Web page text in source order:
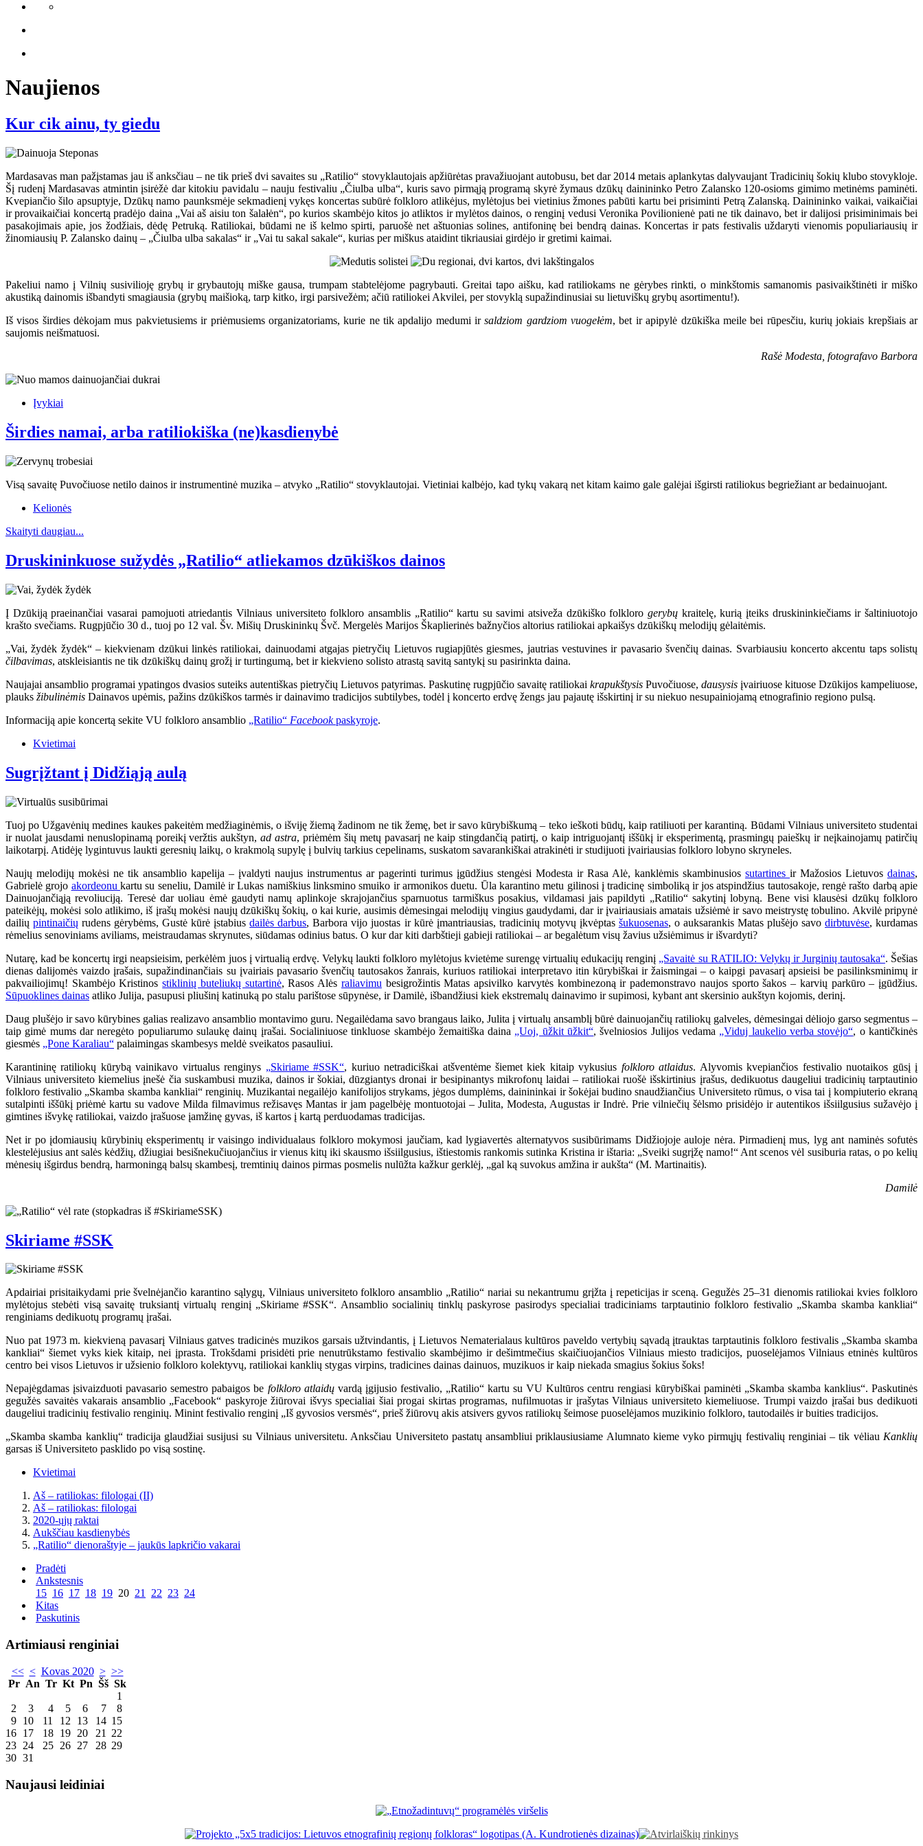
Naujienos
Kur cik ainu, ty giedu
Mardasavas man pažįstamas jau iš anksčiau – ne tik prieš dvi savaites su „Ratilio“ stovyklautojais apžiūrėtas pravažiuojant autobusu, bet dar 2014 metais aplankytas dalyvaujant Tradicinių šokių klubo stovykloje.
Šį rudenį Mardasavas atmintin įsirėžė dar kitokiu pavidalu – nauju festivaliu „Čiulba ulba“, kuris savo pirmąją programą skyrė žymaus dzūkų dainininko Petro Zalansko 120-osioms gimimo metinėms paminėti.
Kvepiančio šilo apsuptyje, Dzūkų namo paunksmėje sekmadienį vykęs koncertas subūrė folkloro atlikėjus, mylėtojus bei vietinius žmones pabūti kartu bei prisiminti Petrą Zalanską. Dainininko vaikai, vaikaičiai
ir provaikaičiai koncertą pradėjo daina „Vai aš aisiu ton šalałėn“, po kurios skambėjo kitos jo atliktos ir mylėtos dainos, o renginį vedusi Veronika Povilionienė pati ne tik dainavo, bet ir dalijosi prisiminimais bei
pasakojimais apie, jos žodžiais, dėdę Petruką. Ratiliokai, būdami ne iš kelmo spirti, paruošė net aštuonias solines, antifoninę bei bendrą dainas. Koncertas ir pats festivalis uždaryti vienomis populiariausių ir
žinomiausių P. Zalansko dainų – „Čiulba ulba sakalas“ ir „Vai tu sakal sakale“, kurias per miškus ataidint tikriausiai girdėjo ir gretimi kaimai.
Pakeliui namo į Vilnių susivilioję grybų ir grybautojų miške gausa, trumpam stabtelėjome pagrybauti. Greitai tapo aišku, kad ratiliokams ne gėrybes rinkti, o minkštomis samanomis pasivaikštinėti ir miško
akustiką dainomis išbandyti smagiausia (grybų maišioką, tarp kitko, irgi parsivežėm; ačiū ratiliokei Akvilei, per stovyklą supažindinusiai su lietuviškų grybų asortimentu!).
Iš visos širdies dėkojam mus pakvietusiems ir priėmusiems organizatoriams, kurie ne tik apdalijo medumi irsaldziom gardziom vuogełėm, bet ir apipylė dzūkiška meile bei rūpesčiu, kurių jokiais krepšiais ar
saujomis neišmatuosi.
Rašė Modesta, fotografavo Barbora
Įvykiai
Širdies namai, arba ratiliokiška (ne)kasdienybė
Visą savaitę Puvočiuose netilo dainos ir instrumentinė muzika – atvyko „Ratilio“ stovyklautojai. Vietiniai kalbėjo, kad tykų vakarą net kitam kaimo gale galėjai išgirsti ratiliokus begriežiant ar bedainuojant.
Kelionės
Skaityti daugiau...
Druskininkuose sužydės „Ratilio“ atliekamos dzūkiškos dainos
Į Dzūkiją praeinančiai vasarai pamojuoti atriedantis Vilniaus universiteto folkloro ansamblis „Ratilio“ kartu su savimi atsiveža dzūkiško folklorogerybų kraitelę, kurią įteiks druskininkiečiams ir šaltiniuotojo
krašto svečiams. Rugpjūčio 30 d., tuoj po 12 val. Šv. Mišių Druskininkų Švč. Mergelės Marijos Škaplierinės bažnyčios altorius ratiliokai apkaišys dzūkiškų melodijų gėlaitėmis.
„Vai, žydėk žydėk“ – kiekvienam dzūkui linkės ratiliokai, dainuodami atgajas pietryčių Lietuvos rugiapjūtės giesmes, jautrias vestuvines ir pavasario švenčių dainas. Svarbiausiu koncerto akcentu taps solistų
čilbavimas, atskleisiantis ne tik dzūkiškų dainų grožį ir turtingumą, bet ir kiekvieno solisto atrastą savitą santykį su pasirinkta daina.
Naujajai ansamblio programai ypatingos dvasios suteiks autentiškas pietryčių Lietuvos patyrimas. Paskutinę rugpjūčio savaitę ratiliokai krapukštysis Puvočiuose, dausysis įvairiuose kituose Dzūkijos kampeliuose,
plauks žibulinėmis Dainavos upėmis, pažins dzūkiškos tarmės ir dainavimo tradicijos subtilybes, todėl į koncerto erdvę žengs jau pajautę išskirtinį ir su niekuo nesupainiojamą etnografinio regiono pulsą.
Informaciją apie koncertą sekite VU folkloro ansamblio „Ratilio“ Facebookpaskyroje.
Kvietimai
Sugrįžtant į Didžiąją aulą
Tuoj po Užgavėnių medines kaukes pakeitėm medžiaginėmis, o išviję žiemą žadinom ne tik žemę, bet ir savo kūrybiškumą – teko ieškoti būdų, kaip ratiliuoti per karantiną. Būdami Vilniaus universiteto studentai
ir nuolat jausdami nenuslopinamą poreikį veržtis aukštyn,ad astra, priėmėm šių metų pavasarį ne kaip stingdančią patirtį, o kaip intriguojantį iššūkį ir eksperimentą, prasmingų paieškų ir neįkainojamų patirčių
laikotarpį. Atidėję lygintuvus laukti geresnių laikų, o krakmolą supylę į bulvių tarkius cepelinams, suskatom savarankiškai atrakinėti ir studijuoti įvairiausias folkloro lobyno skryneles.
Naujų melodijų mokėsi ne tik ansamblio kapelija – įvaldyti naujus instrumentus ar pagerinti turimus įgūdžius stengėsi Modesta ir Rasa Alė, kanklėmis skambinusios sutartines ir Mažosios Lietuvos dainas,
Gabrielė grojo akordeonu kartu su seneliu, Damilė ir Lukas namiškius linksmino smuiko ir armonikos duetu. Ūla karantino metu gilinosi į tradicinę simboliką ir jos atspindžius tautosakoje, rengė rašto darbą apie
Dainuojančiąją revoliuciją. Teresė dar uoliau ėmė gaudyti namų aplinkoje skrajojančius sparnuotus tarmiškus posakius, vildamasi jais papildyti „Ratilio“ sakytinį lobyną. Bene visi klausėsi dzūkų folkloro
pateikėjų, mokėsi solo atlikimo, iš įrašų mokėsi naujų dzūkiškų šokių, o kai kurie, ausimis dėmesingai melodijų vingius gaudydami, dar ir įvairiausiais amatais užsiėmė ir savo meistrystę tobulino. Akvilė pripynė
dailiųpintinaičių rudens gėrybėms, Gustė kūrė įstabiusdailės darbus, Barbora vijo juostas ir kūrė įmantriausias, tradicinių motyvų įkvėptas šukuosenas, o auksarankis Matas plušėjo savo dirbtuvėse, kurdamas
rėmelius senoviniams aviliams, meistraudamas skrynutes, siūdamas odinius batus. O kur dar kiti darbštieji gabieji ratiliokai – ar begalėtum visų žavius užsiėmimus ir išvardyti?
Nutarę, kad be koncertų irgi neapsieisim, perkėlėm juos į virtualią erdvę. Velykų laukti folkloro mylėtojus kvietėme surengę virtualių edukacijų renginį „Savaitė su RATILIO: Velykų ir Jurginių tautosaka“. Šešias
dienas dalijomės vaizdo įrašais, supažindinančiais su įvairiais pavasario švenčių tautosakos žanrais, kuriuos ratiliokai interpretavo itin kūrybiškai ir žaismingai – o kaipgi pavasarį apsieisi be pasilinksminimų ir
pakvailiojimų! Skambėjo Kristinosstiklinių buteliukų sutartinė, Rasos Alės raliavimu besigrožintis Matas apsivilko karvytės kombinezoną ir pademonstravo naujos sporto šakos – karvių parkūro – įgūdžius.
Sūpuoklines dainas atliko Julija, pasupusi pliušinį katinuką po stalu parištose sūpynėse, ir Damilė, išbandžiusi kiek ekstremalų dainavimo ir supimosi, kybant ant skersinio aukštyn kojomis, derinį.
Daug plušėjo ir savo kūrybines galias realizavo ansamblio montavimo guru. Negailėdama savo brangaus laiko, Julita į virtualų ansamblį būrė dainuojančių ratiliokų galveles, dėmesingai dėliojo garso segmentus –
taip gimė mums dar neregėto populiarumo sulaukę dainų įrašai. Socialiniuose tinkluose skambėjo žemaitiška daina „Uoj, ūžkit ūžkit“, švelniosios Julijos vedama „Viduj laukelio verba stovėjo“, o kantičkinės
giesmės „Pone Karaliau“ palaimingas skambesys meldė sveikatos pasauliui.
Karantininę ratiliokų kūrybą vainikavo virtualus renginys „Skiriame #SSK“, kuriuo netradiciškai atšventėme šiemet kiek kitaip vykusius folkloro atlaidus. Alyvomis kvepiančios festivalio nuotaikos gūsį į
Vilniaus universiteto kiemelius įnešė čia suskambusi muzika, dainos ir šokiai, dūzgiantys dronai ir besipinantys mikrofonų laidai – ratiliokai ruošė išskirtinius įrašus, dedikuotus daugeliui tradicinių tarptautinio
folkloro festivalio „Skamba skamba kankliai“ renginių. Muzikantai negailėjo kanifolijos strykams, jėgos dumplėms, dainininkai ir šokėjai budino snaudžiančius Universiteto rūmus, o visa tai į kompiuterio ekraną
sutalpinti iššūkį priėmė kartu su vadove Milda filmavimus režisavęs Mantas ir jam pagelbėję montuotojai – Julita, Modesta, Augustas ir Indrė. Prie vilniečių šėlsmo prisidėjo ir autentikos išsiilgusius sužavėjo į
gimtines išvykę ratiliokai, vaizdo įrašuose įamžinę gyvas, iš kartos į kartą perduodamas tradicijas.
Net ir po įdomiausių kūrybinių eksperimentų ir vaisingo individualaus folkloro mokymosi jaučiam, kad lygiavertės alternatyvos susibūrimams Didžiojoje auloje nėra. Pirmadienį mus, lyg ant naminės sofutės
klestelėjusius ant salės kėdžių, džiugiai besišnekučiuojančius ir vienus kitų iki skausmo išsiilgusius, ištiestomis rankomis sutinka Kristina ir ištaria: „Sveiki sugrįžę namo!“ Ant scenos vėl susiburia ratas, o po kelių
mėnesių išgirdus bendrą, harmoningą balsų skambesį, tremtinių dainos pirmas posmelis nulūžta kažkur gerklėj, „gal ką suvokus amžina ir aukšta“ (M. Martinaitis).
Damilė
Skiriame #SSK
Apdairiai prisitaikydami prie švelnėjančio karantino sąlygų, Vilniaus universiteto folkloro ansamblio „Ratilio“ nariai su nekantrumu grįžta į repeticijas ir sceną. Gegužės 25–31 dienomis ratiliokai kvies folkloro
mylėtojus stebėti visą savaitę truksiantį virtualų renginį „Skiriame #SSK“. Ansamblio socialinių tinklų paskyrose pasirodys specialiai tradiciniams tarptautinio folkloro festivalio „Skamba skamba kankliai“
renginiams dedikuotų programų įrašai.
Nuo pat 1973 m. kiekvieną pavasarį Vilniaus gatves tradicinės muzikos garsais užtvindantis, į Lietuvos Nematerialaus kultūros paveldo vertybių sąvadą įtrauktas tarptautinis folkloro festivalis „Skamba skamba
kankliai“ šiemet vyks kiek kitaip, nei įprasta. Trokšdami prisidėti prie nenutrūkstamo festivalio skambėjimo ir dešimtmečius skaičiuojančios Vilniaus miesto tradicijos, puoselėjamos Vilniaus etninės kultūros
centro bei visos Lietuvos ir užsienio folkloro kolektyvų, ratiliokai kanklių stygas virpins, tradicines dainas dainuos, muzikuos ir kaip niekada smagius šokius šoks!
Nepajėgdamas įsivaizduoti pavasario semestro pabaigos be folkloro atlaidųvardą įgijusio festivalio, „Ratilio“ kartu su VU Kultūros centru rengiasi kūrybiškai paminėti „Skamba skamba kanklius“. Paskutinės
gegužės savaitės vakarais ansamblio „Facebook“ paskyroje žiūrovai išvys specialiai šiai progai skirtas programas, nufilmuotas ir įrašytas Vilniaus universiteto kiemeliuose. Trumpi vaizdo įrašai bus dedikuoti
daugeliui tradicinių festivalio renginių. Minint festivalio renginį „Iš gyvosios versmės“, prieš žiūrovų akis atsivers gyvos ratiliokų šeimose puoselėjamos muzikinio folkloro, tautodailės ir buities tradicijos.
„Skamba skamba kanklių“ tradicija glaudžiai susijusi su Vilniaus universitetu. Anksčiau Universiteto pastatų ansambliui priklausiusiame Alumnato kieme vyko pirmųjų festivalių renginiai – tik vėliau Kanklių
garsas iš Universiteto pasklido po visą sostinę.
Kvietimai
Aš – ratiliokas: filologai (II)
Aš – ratiliokas: filologai
2020-ųjų raktai
Aukščiau kasdienybės
„Ratilio“ dienoraštyje – jaukūs lapkričio vakarai
Pradėti
Ankstesnis
15 16 17 18 19 20 21 22 23 24
Kitas
Paskutinis
Artimiausi renginiai
<< < Kovas 2020 > >>
Pr An Tr Kt Pn Šš Sk
1
2
3 4 5 6 7
8
9 10 11 12 13 14 15
16 17 18 19 20 21
22
23 24 25 26 27 28 29
30 31
Naujausi leidiniai